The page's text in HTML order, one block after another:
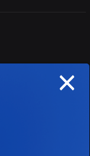
o destaque desta
×